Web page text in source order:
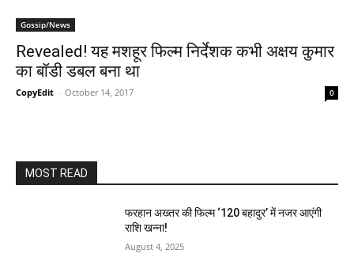
Gossip/News
Revealed! यह मशहूर फिल्म निर्देशक कभी अक्षय कुमार
का बॉडी डबल बना था
CopyEdit - October 14, 2017 0
MOST READ
फरहान अख्तर की फिल्म ‘120 बहादुर’ में नजर आएंगी
राशि खन्ना!
August 4, 2025